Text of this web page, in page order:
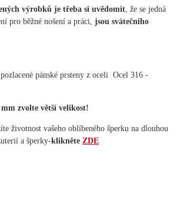
výrobků je třeba si uvědomit, že se jedná
pro běžné nošení a práci,jsou svátečního
pánské prsteny z oceli Ocel 316 -
zvolte větší velikost!
životnost vašeho oblíbeného šperku na dlouhou
a šperky-klikněteZDE